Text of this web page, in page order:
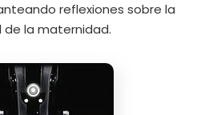
reflexiones sobre la
de la maternidad.